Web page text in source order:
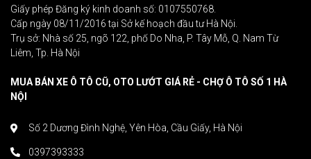
Giấy phép Đăng ký kinh doanh số: 0107550768.
Cấp ngày 08/11/2016 tại Sở kế hoạch đầu tư Hà Nội.
Trụ sở: Nhà số 25, ngõ 122, phố Do Nha, P. Tây Mỗ, Q. Nam Từ
Liêm, Tp. Hà Nội
MUA BÁN XE Ô TÔ CŨ, OTO LƯỚT GIÁ RẺ - CHỢ Ô TÔ SỐ 1 HÀ
NỘI
Số 2 Dương Đình Nghệ, Yên Hòa, Cầu Giấy, Hà Nội
0397393333